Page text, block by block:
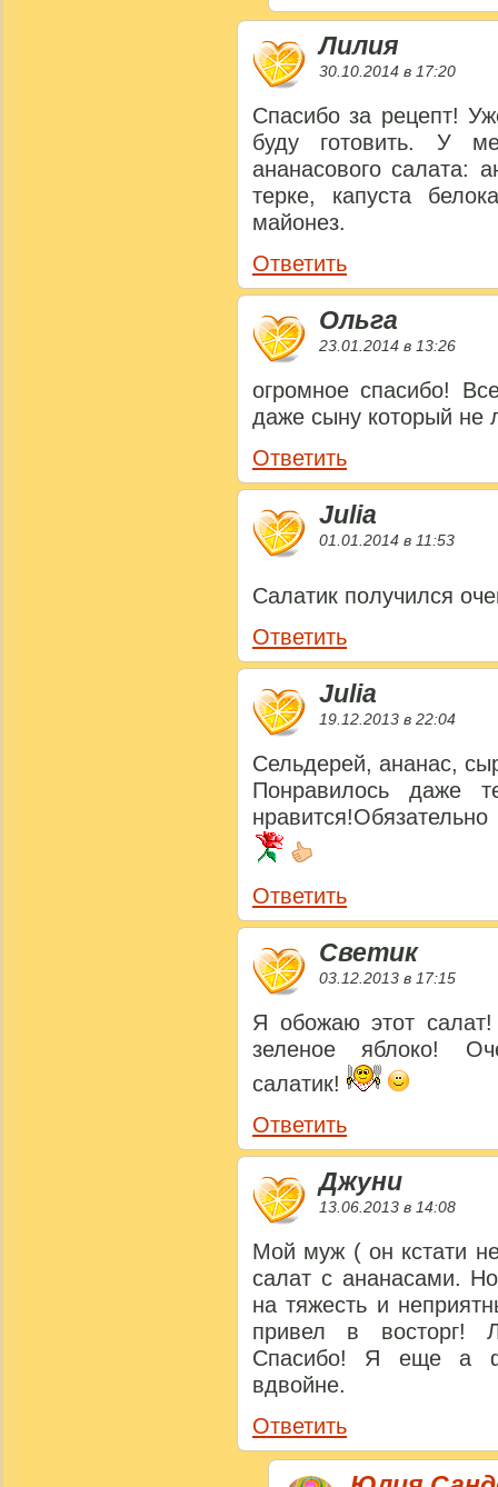
Лилия
30.10.2014 в 17:20
Спасибо за рецепт!
буду готовить. У
ананасового салата:
терке, капуста
майонез.
Ответить
Ольга
23.01.2014 в 13:26
огромное спасибо!
даже сыну который не
Ответить
Julia
01.01.2014 в 11:53
Салатик получился
Ответить
Julia
19.12.2013 в 22:04
Сельдерей, ананас,
Понравилось даже
Ответить
Светик
03.12.2013 в 17:15
Я обожаю этот
зеленое яблоко!
салатик!
Ответить
Джуни
13.06.2013 в 14:08
Мой муж ( он кстати
салат с ананасами.
на тяжесть и
привел в восторг!
Спасибо! Я еще а
вдвойне.
Ответить